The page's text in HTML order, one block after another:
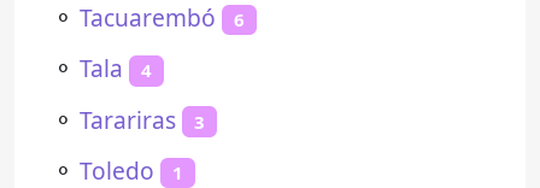
⚬ Tacuarembó 6
⚬ Tala 4
⚬ Tarariras 3
⚬ Toledo 1